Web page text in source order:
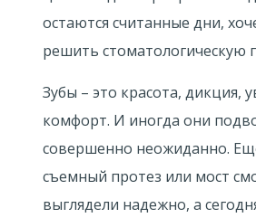
остаются считанные дни,
решить стоматологическую
Зубы – это красота, дикция,
комфорт. И иногда они
совершенно неожиданно.
съемный протез или мост
выглядели надежно, а